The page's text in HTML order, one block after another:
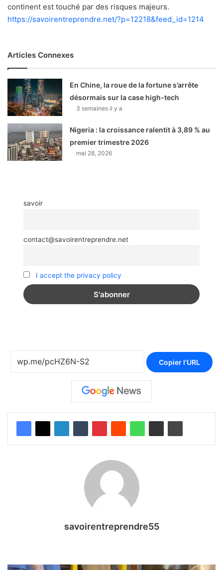
continent est touché par des risques majeurs.
https://savoirentreprendre.net/?p=12218&feed_id=1214
Articles Connexes
En Chine, la roue de la fortune s’arrête
désormais sur la case high-tech
3 semaines il y a
Nigeria : la croissance ralentit à 3,89 % au
premier trimestre 2026
mai 28, 2026
savoir
contact@savoirentreprendre.net
I accept the privacy policy
Copier l'URL
savoirentreprendre55